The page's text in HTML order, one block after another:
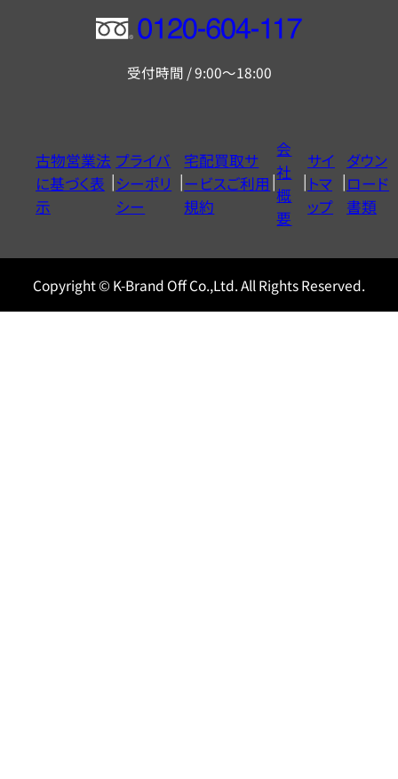
フ
ー
ヤ
ル
0120604117
受付時間 / 9:00～18:00
古物営業法
に基づく表
示
プライバ
シーポリ
シー
宅配買取サ
ービスご利用
規約
会
社
概
要
サイ
トマ
ップ
ダウン
ロード
書類
Copyright © K-Brand Off Co.,Ltd. All Rights Reserved.